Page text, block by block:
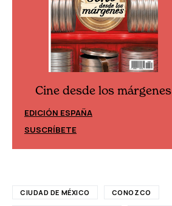
Cine desde los márgenes
EDICIÓN ESPAÑA
SUSCRÍBETE
CIUDAD DE MÉXICO CONOZCO